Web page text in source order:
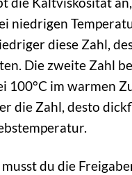
niedrigen
diese Zahl,
Die zweite Zahl
100°C im warmen
die Zahl, desto
du die